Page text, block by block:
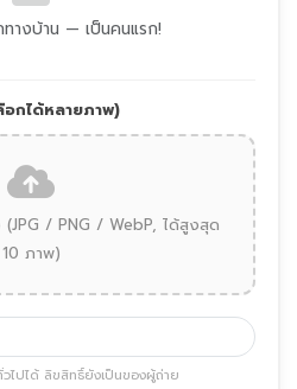
างบ้าน — เป็นคนแรก!
กได้หลายภาพ)
/ PNG / WebP, ได้สูงสุด
10 ภาพ)
ไปได้ ลิขสิทธิ์ยังเป็นของผู้ถ่าย